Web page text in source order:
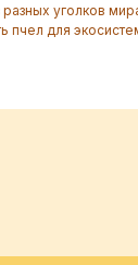
уголков
пчел для